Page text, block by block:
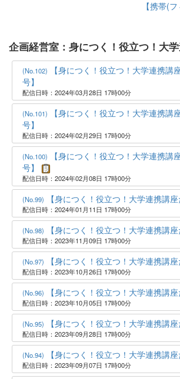
【携帯(
企画経営室：身につく！役立つ！大
(No.102)
【身につく！役立つ！大学連携講
号】
配信日時：2024年03月28日 17時00分
(No.101)
【身につく！役立つ！大学連携講
号】
配信日時：2024年02月29日 17時00分
(No.100)
【身につく！役立つ！大学連携講
号】
配信日時：2024年02月08日 17時00分
(No.99) 【身につく！役立つ！大学連携講座
配信日時：2024年01月11日 17時00分
(No.98) 【身につく！役立つ！大学連携講座
配信日時：2023年11月09日 17時00分
(No.97) 【身につく！役立つ！大学連携講座
配信日時：2023年10月26日 17時00分
(No.96) 【身につく！役立つ！大学連携講座
配信日時：2023年10月05日 17時00分
(No.95) 【身につく！役立つ！大学連携講座
配信日時：2023年09月28日 17時00分
(No.94) 【身につく！役立つ！大学連携講座
配信日時：2023年09月07日 17時00分